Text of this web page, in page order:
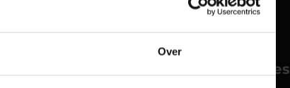
Over
te bereiken en je conversies